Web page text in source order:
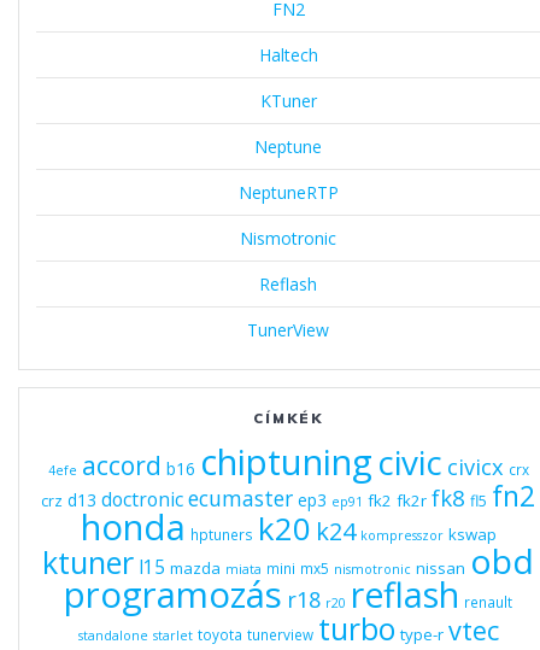
FN2
Haltech
KTuner
Neptune
NeptuneRTP
Nismotronic
Reflash
TunerView
CÍMKÉK
4efe accord b16 chiptuningcivic civicx crx
crz d13 doctronicecumaster ep3 ep91 fk2 fk2r fk8 fl5 fn2
honda hptuners k20 k24 kompresszor kswap
ktuner l15 mazda miata mini mx5 nismotronic nissan obd
programozás r18 r20 reflash renault
standalone starlet toyota tunerview turbo type-r vtec